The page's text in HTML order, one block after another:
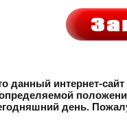
интернет-
день.